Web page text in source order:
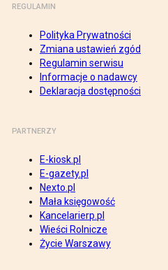
REGULAMIN
Polityka Prywatności
Zmiana ustawień zgód
Regulamin serwisu
Informacje o nadawcy
Deklaracja dostępności
PARTNERZY
E-kiosk.pl
E-gazety.pl
Nexto.pl
Mała księgowość
Kancelarierp.pl
Wieści Rolnicze
Życie Warszawy